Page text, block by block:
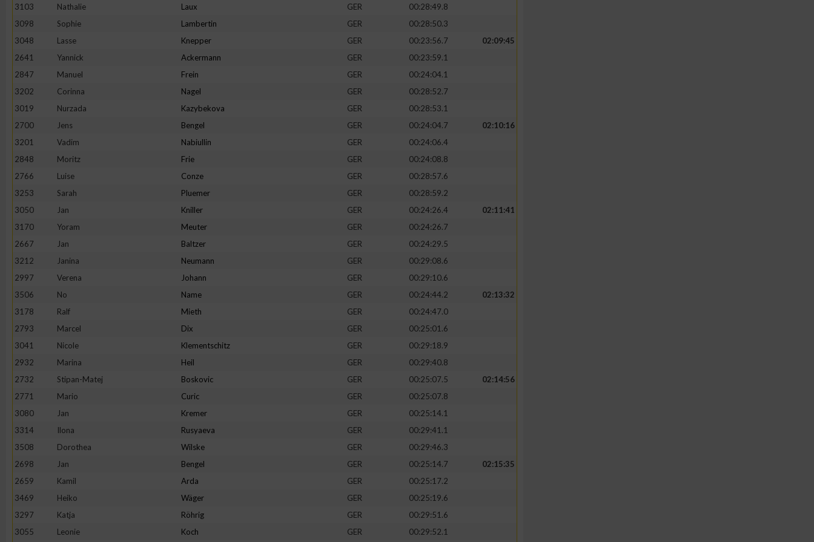
3103
Nathalie Laux GER
00:28:49.8
3098
Sophie Lambertin GER
00:28:50.3
3048
Lasse Knepper GER 00:23:56.7
02:09:45
2641
Yannick Ackermann GER
00:23:59.1
2847
Manuel Frein GER
00:24:04.1
3202
Corinna Nagel GER
00:28:52.7
3019
Nurzada Kazybekova GER
00:28:53.1
2700
Jens Bengel GER 00:24:04.7
02:10:16
3201
Vadim Nabiullin GER
00:24:06.4
2848
Moritz Frie GER
00:24:08.8
2766
Luise Conze GER
00:28:57.6
3253
Sarah Pluemer GER
00:28:59.2
3050
Jan Kniller GER 00:24:26.4
02:11:41
3170
Yoram Meuter GER
00:24:26.7
2667
Jan Baltzer GER
00:24:29.5
3212
Janina Neumann GER
00:29:08.6
2997
Verena Johann GER
00:29:10.6
3506
No Name GER 00:24:44.2
02:13:32
3178
Ralf Mieth GER
00:24:47.0
2793
Marcel Dix GER
00:25:01.6
3041
Nicole Klementschitz GER
00:29:18.9
2932
Marina Heil GER
00:29:40.8
2732
Stipan-Matej Boskovic GER 00:25:07.5
02:14:56
2771
Mario Curic GER
00:25:07.8
3080
Jan Kremer GER
00:25:14.1
3314
Ilona Rusyaeva GER
00:29:41.1
3508
Dorothea Wilske GER
00:29:46.3
2698
Jan Bengel GER 00:25:14.7
02:15:35
2659
Kamil Arda GER
00:25:17.2
3469
Heiko Wäger GER
00:25:19.6
3297
Katja Röhrig GER
00:29:51.6
3055
Leonie Koch GER 00:29:52.1
Erstellung von Profilen zur Personalisierung von Inhalten
Verwendung von Profilen zur Auswahl personalisierter Inhalte
verschiedenen Quellen
Entwicklung und Verbesserung der Angebote
Verwendung reduzierter Daten zur Auswahl von Inhalten
IAB-Besonderheiten:
Verwendung genauer Standortdaten
Nicht-IAB-Verarbeitungszwecke:
Performance
Funktional
Werbung